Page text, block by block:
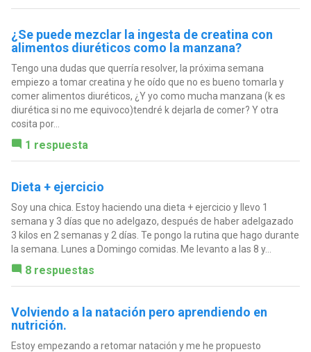
¿Se puede mezclar la ingesta de creatina con
alimentos diuréticos como la manzana?
Tengo una dudas que querría resolver, la próxima semana
empiezo a tomar creatina y he oído que no es bueno tomarla y
comer alimentos diuréticos, ¿Y yo como mucha manzana (k es
diurética si no me equivoco)tendré k dejarla de comer? Y otra
cosita por...
1 respuesta
Dieta + ejercicio
Soy una chica. Estoy haciendo una dieta + ejercicio y llevo 1
semana y 3 días que no adelgazo, después de haber adelgazado
3 kilos en 2 semanas y 2 días. Te pongo la rutina que hago durante
la semana. Lunes a Domingo comidas. Me levanto a las 8 y...
8 respuestas
Volviendo a la natación pero aprendiendo en
nutrición.
Estoy empezando a retomar natación y me he propuesto